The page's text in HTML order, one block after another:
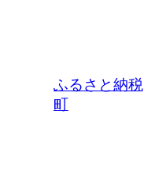
ふるさと納税
町